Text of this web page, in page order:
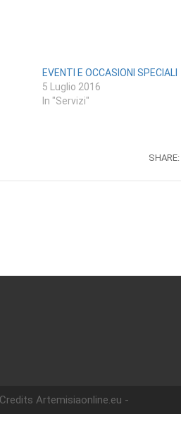
EVENTI E OCCASIONI SPECIALI
5 Luglio 2016
In "Servizi"
SHARE:
Artemisiaonline.eu -